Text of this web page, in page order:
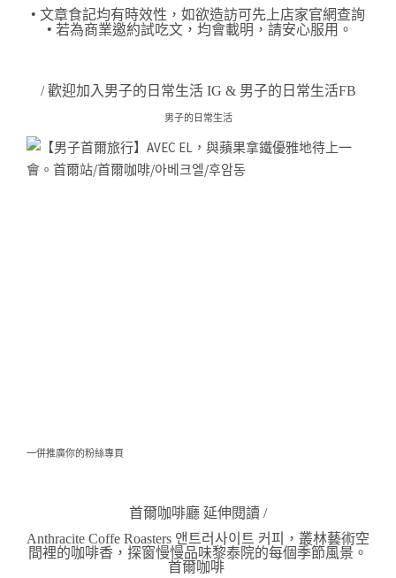
• 文章食記均有時效性，如欲造訪可先上店家官網查詢
• 若為商業邀約試吃文，均會載明，請安心服用。
/ 歡迎加入 男子的日常生活 IG & 男子的日常生活FB
男子的日常生活
一併推廣你的粉絲專頁
首爾咖啡廳 延伸閱讀 /
Anthracite Coffe Roasters 앤트러사이트 커피，叢林藝術空
間裡的咖啡香，探窗慢慢品味黎泰院的每個季節風景。
首爾咖啡